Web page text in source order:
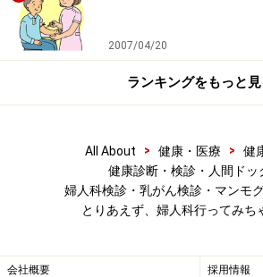
2007/04/20
ランキングをもっと
All About > 健康・医療 > 健
健康診断・検診・人間ドッ
婦人科検診・乳がん検診・マンモ
とりあえず、婦人科行ってみち
会社概要 採用情報